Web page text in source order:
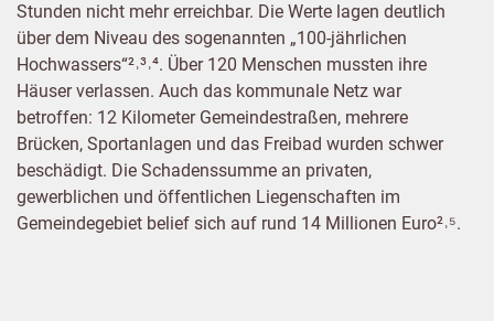
Stunden nicht mehr erreichbar. Die Werte lagen deutlich
über dem Niveau des sogenannten „100-jährlichen
Hochwassers“²˒³˒⁴. Über 120 Menschen mussten ihre
Häuser verlassen. Auch das kommunale Netz war
betroffen: 12 Kilometer Gemeindestraßen, mehrere
Brücken, Sportanlagen und das Freibad wurden schwer
beschädigt. Die Schadenssumme an privaten,
gewerblichen und öffentlichen Liegenschaften im
Gemeindegebiet belief sich auf rund 14 Millionen Euro²˒⁵.